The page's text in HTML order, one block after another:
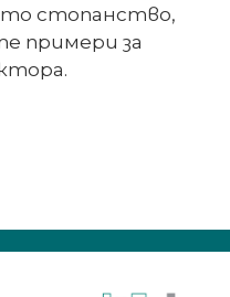
стопанство,
примери за